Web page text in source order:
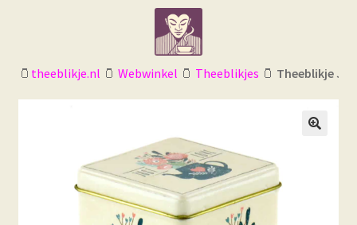
navigatie
inhoud
🫙 theeblikje.nl 🫙 Webwinkel 🫙 Theeblikjes 🫙 Theeblikje